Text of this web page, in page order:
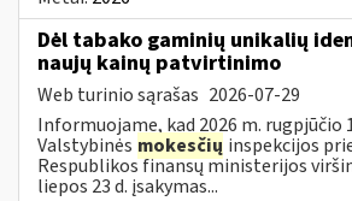
Dėl tabako gaminių unikalių
naujų kainų patvirtinimo
Web turinio sąrašas 2026-07-29
Informuojame, kad 2026 m. rugpjūčio
Valstybinės mokesčių inspekcijos
Respublikos finansų ministerijos
liepos 23 d. įsakymas...